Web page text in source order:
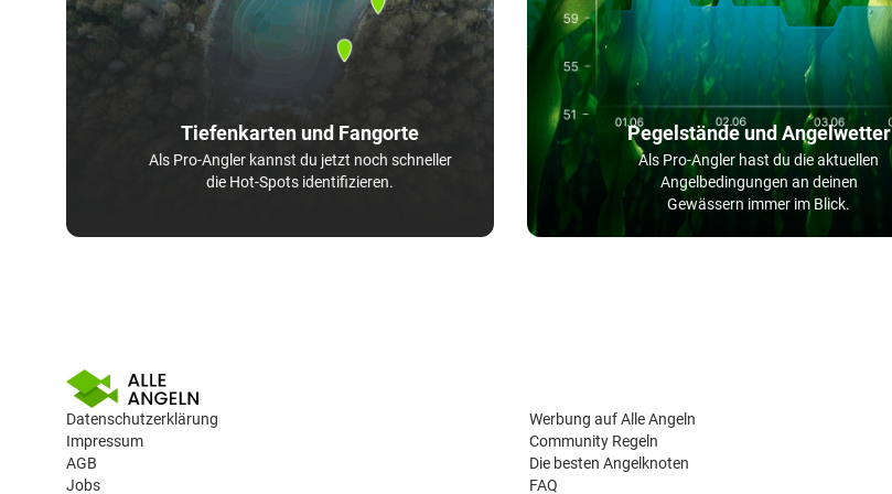
Tiefenkarten und Fangorte
Als Pro-Angler kannst du jetzt noch schneller
die Hot-Spots identifizieren.
Pegelstände und Angelwetter
Als Pro-Angler hast du die aktuellen
Angelbedingungen an deinen
Gewässern immer im Blick.
Datenschutzerklärung
Impressum
AGB
Jobs
Werbung auf Alle Angeln
Community Regeln
Die besten Angelknoten
FAQ